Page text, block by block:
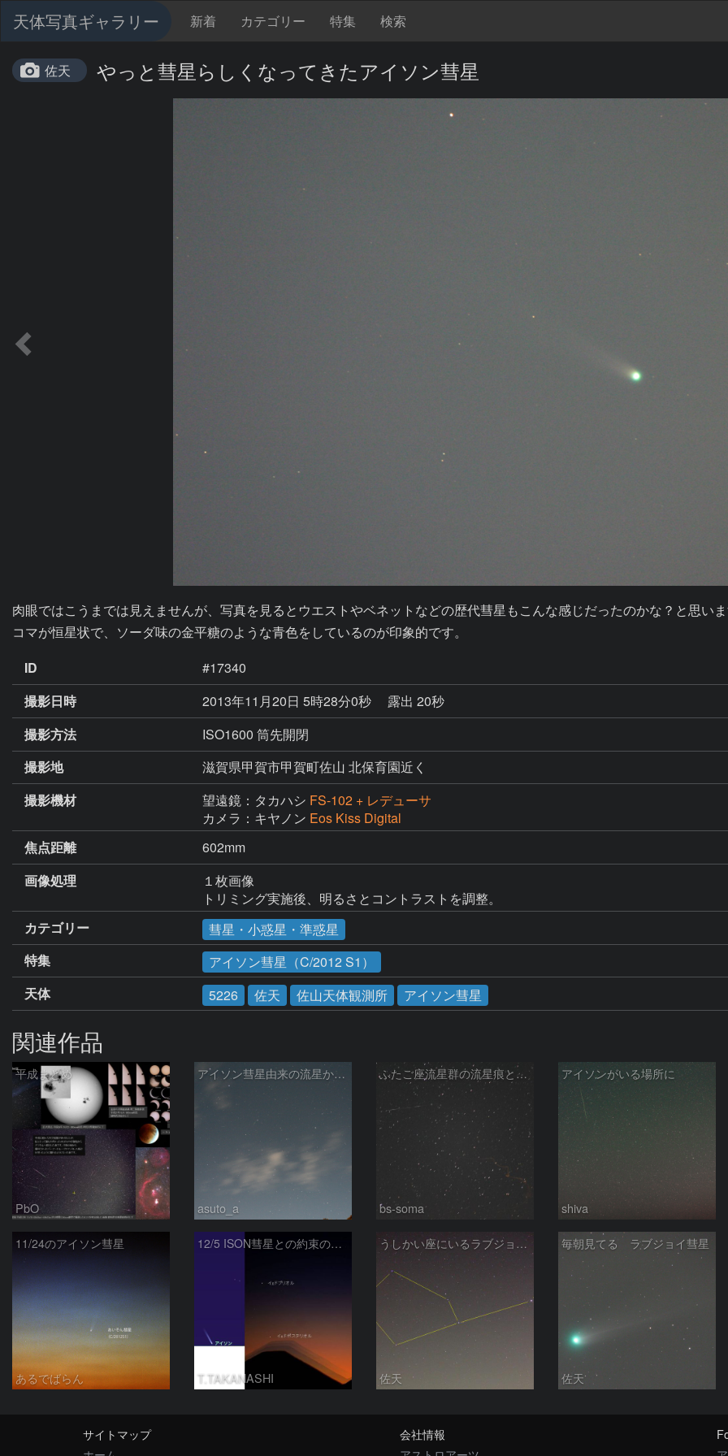
天体写真ギャラリー 新着 カテゴリー 特集 検索
佐天 やっと彗星らしくなってきたアイソン彗星
肉眼ではこうまでは見えませんが、写真を見るとウエストやベネットなどの歴代彗星もこんな感じだったのかな？と思い
コマが恒星状で、ソーダ味の金平糖のような青色をしているのが印象的です。
ID
#17340
撮影日時
2013年11月20日 5時28分0秒
露出 20秒
撮影方法
ISO1600 筒先開閉
撮影地
滋賀県甲賀市甲賀町佐山 北保育園近く
撮影機材
望遠鏡：タカハシ FS-102 + レデューサ
カメラ：キヤノン Eos Kiss Digital
焦点距離
602mm
画像処理
１枚画像
トリミング実施後、明るさとコントラストを調整。
カテゴリー
彗星・小惑星・準惑星
特集
アイソン彗星（C/2012 S1）
天体
5226 佐天 佐山天体観測所 アイソン彗星
関連作品
平成まとめ
PbO
アイソン彗星由来の流星か☆彡
asuto_a
ふたご座流星群の流星痕と散在流星
bs-soma
アイソンがいる場所に
shiva
11/24のアイソン彗星
あるでばらん
12/5 ISON彗星との約束の地へ
T.TAKANASHI
うしかい座にいるラブジョイ彗星
佐天
毎朝見てる ラブジョイ彗星
佐天
サイトマップ
会社情報